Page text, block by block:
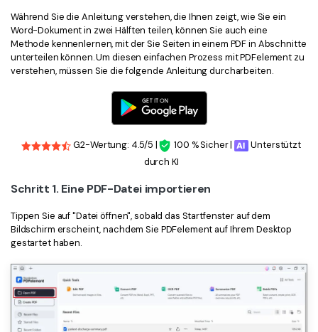
Während Sie die Anleitung verstehen, die Ihnen zeigt, wie Sie ein
Word-Dokument in zwei Hälften teilen, können Sie auch eine
Methode kennenlernen, mit der Sie Seiten in einem PDF in Abschnitte
unterteilen können. Um diesen einfachen Prozess mit PDFelement zu
verstehen, müssen Sie die folgende Anleitung durcharbeiten.
G2-Wertung: 4.5/5 | 100 % Sicher |
Unterstützt
durch KI
Schritt 1. Eine PDF-Datei importieren
Tippen Sie auf "Datei öffnen", sobald das Startfenster auf dem
Bildschirm erscheint, nachdem Sie PDFelement auf Ihrem Desktop
gestartet haben.